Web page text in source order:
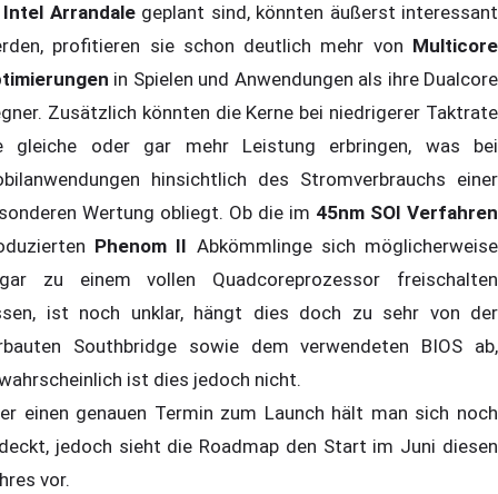
Arrandalegeplant sind, könnten äußerst interessant
profitieren sie schon deutlich mehr von Multicore
in Spielen und Anwendungen als ihre Dualcore
Zusätzlich könnten die Kerne bei niedrigerer Taktrate
gleiche oder gar mehr Leistung erbringen, was bei
hinsichtlich des Stromverbrauchs einer
Wertung obliegt. Ob die im 45nm SOI Verfahren
Phenom II Abkömmlinge sich möglicherweise
zu einem vollen Quadcoreprozessor freischalten
ist noch unklar, hängt dies doch zu sehr von der
Southbridge sowie dem verwendeten BIOS ab,
ist dies jedoch nicht.
einen genauen Termin zum Launch hält man sich noch
jedoch sieht die Roadmap den Start im Juni diesen
vor.